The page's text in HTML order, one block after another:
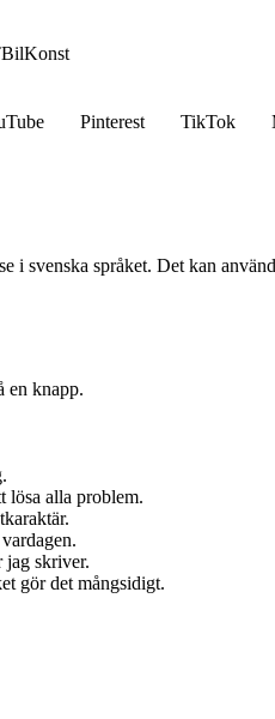
BilKonst
Pinterest TikTok
i svenska språket. Det kan
en knapp.
lösa alla problem.
jag skriver.
gör det mångsidigt.